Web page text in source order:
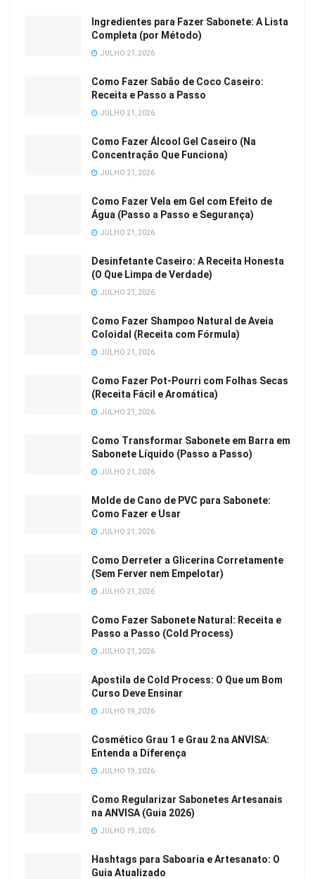
Ingredientes para Fazer Sabonete: A Lista
Completa (por Método)
JULHO 21, 2026
Como Fazer Sabão de Coco Caseiro:
Receita e Passo a Passo
JULHO 21, 2026
Como Fazer Álcool Gel Caseiro (Na
Concentração Que Funciona)
JULHO 21, 2026
Como Fazer Vela em Gel com Efeito de
Água (Passo a Passo e Segurança)
JULHO 21, 2026
Desinfetante Caseiro: A Receita Honesta
(O Que Limpa de Verdade)
JULHO 21, 2026
Como Fazer Shampoo Natural de Aveia
Coloidal (Receita com Fórmula)
JULHO 21, 2026
Como Fazer Pot-Pourri com Folhas Secas
(Receita Fácil e Aromática)
JULHO 21, 2026
Como Transformar Sabonete em Barra em
Sabonete Líquido (Passo a Passo)
JULHO 21, 2026
Molde de Cano de PVC para Sabonete:
Como Fazer e Usar
JULHO 21, 2026
Como Derreter a Glicerina Corretamente
(Sem Ferver nem Empelotar)
JULHO 21, 2026
Como Fazer Sabonete Natural: Receita e
Passo a Passo (Cold Process)
JULHO 21, 2026
Apostila de Cold Process: O Que um Bom
Curso Deve Ensinar
JULHO 19, 2026
Cosmético Grau 1 e Grau 2 na ANVISA:
Entenda a Diferença
JULHO 19, 2026
Como Regularizar Sabonetes Artesanais
na ANVISA (Guia 2026)
JULHO 19, 2026
Hashtags para Saboaria e Artesanato: O
Guia Atualizado